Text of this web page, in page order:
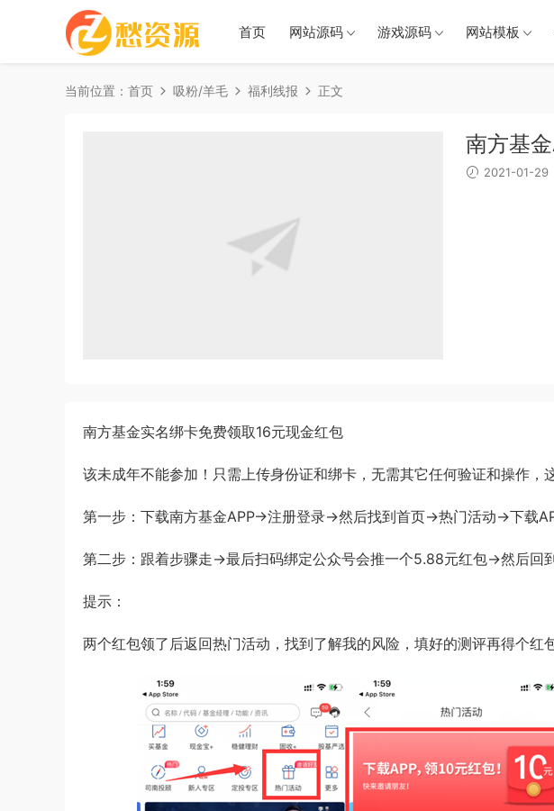
首页 网站源码 游戏源码 网站模板
当前位置： 首页 吸粉/羊毛 福利线报 正文
南方基
2021-01-29
南方基金实名绑卡免费领取16元现金红包
该未成年不能参加！只需上传身份证和绑卡，无需其它任何验证和操作，
第一步：下载南方基金APP->注册登录->然后找到首页->热门活动->下载
第二步：跟着步骤走->最后扫码绑定公众号会推一个5.88元红包->然后回
提示：
两个红包领了后返回热门活动，找到了解我的风险，填好的测评再得个红